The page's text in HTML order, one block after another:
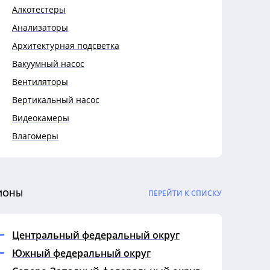
Алкотестеры
Анализаторы
Архитектурная подсветка
Вакуумный насос
Вентиляторы
Вертикальный насос
Видеокамеры
Влагомеры
Гигрометры
Дефектоскопы
Динамометры
ПЕРЕЙТИ К СПИСКУ
Центральный федеральный округ
Южный федеральный округ